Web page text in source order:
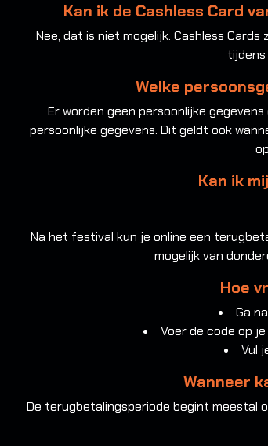
Kan ik de Cashless Card
Nee, dat is niet mogelijk. Cashless
Welke
Er worden geen persoonlijke
persoonlijke gegevens. Dit geldt ook
Kan ik
Na het festival kun je online een
mogelijk van
Hoe
Ga
Voer de code op je
Vul
Wanneer
De terugbetalingsperiode begint meestal